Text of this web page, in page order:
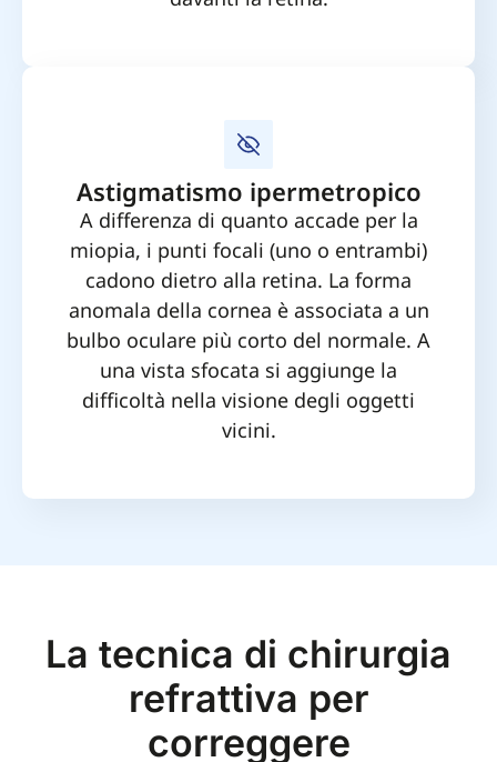
Astigmatismo ipermetropico
A differenza di quanto accade per la
miopia, i punti focali (uno o entrambi)
cadono dietro alla retina. La forma
anomala della cornea è associata a un
bulbo oculare più corto del normale. A
una vista sfocata si aggiunge la
difficoltà nella visione degli oggetti
vicini.
La tecnica di chirurgia
refrattiva per
correggere